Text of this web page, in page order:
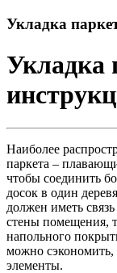
Укладка
Укладка
Наиболее
паркета –
чтобы соединить
досок в один
должен иметь
стены помещения,
напольного
можно сэкономить,
элементы.